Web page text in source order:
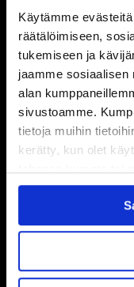
Käytämme
räätälöimiseen,
tukemiseen ja
jaamme sosiaalisen
alan
sivustoamme.
tietoja muihin
kerätty, kun olet
käytöstäEvästeet-